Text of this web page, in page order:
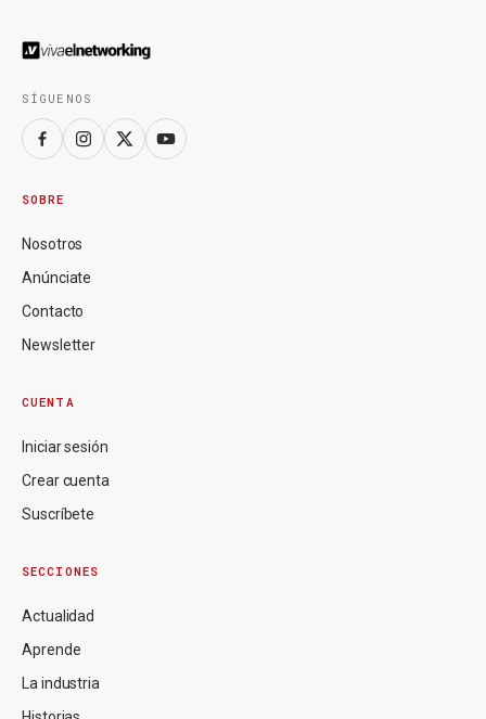
SÍGUENOS
SOBRE
Nosotros
Anúnciate
Contacto
Newsletter
CUENTA
Iniciar sesión
Crear cuenta
Suscríbete
SECCIONES
Actualidad
Aprende
La industria